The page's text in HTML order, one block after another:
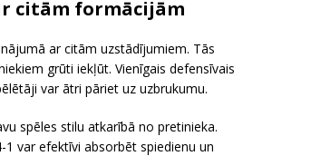
citām formācijām
ar citām uzstādījumiem. Tās
grūti iekļūt. Vienīgais defensīvais
var ātri pāriet uz uzbrukumu.
spēles stilu atkarībā no pretinieka.
var efektīvi absorbēt spiedienu un